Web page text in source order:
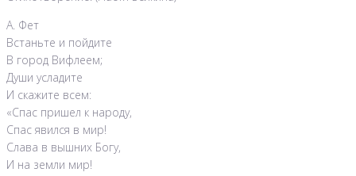
А. Фет
Встаньте и пойдите
В город Вифлеем;
Души усладите
И скажите всем:
«Спас пришел к народу,
Спас явился в мир!
Слава в вышних Богу,
И на земли мир!